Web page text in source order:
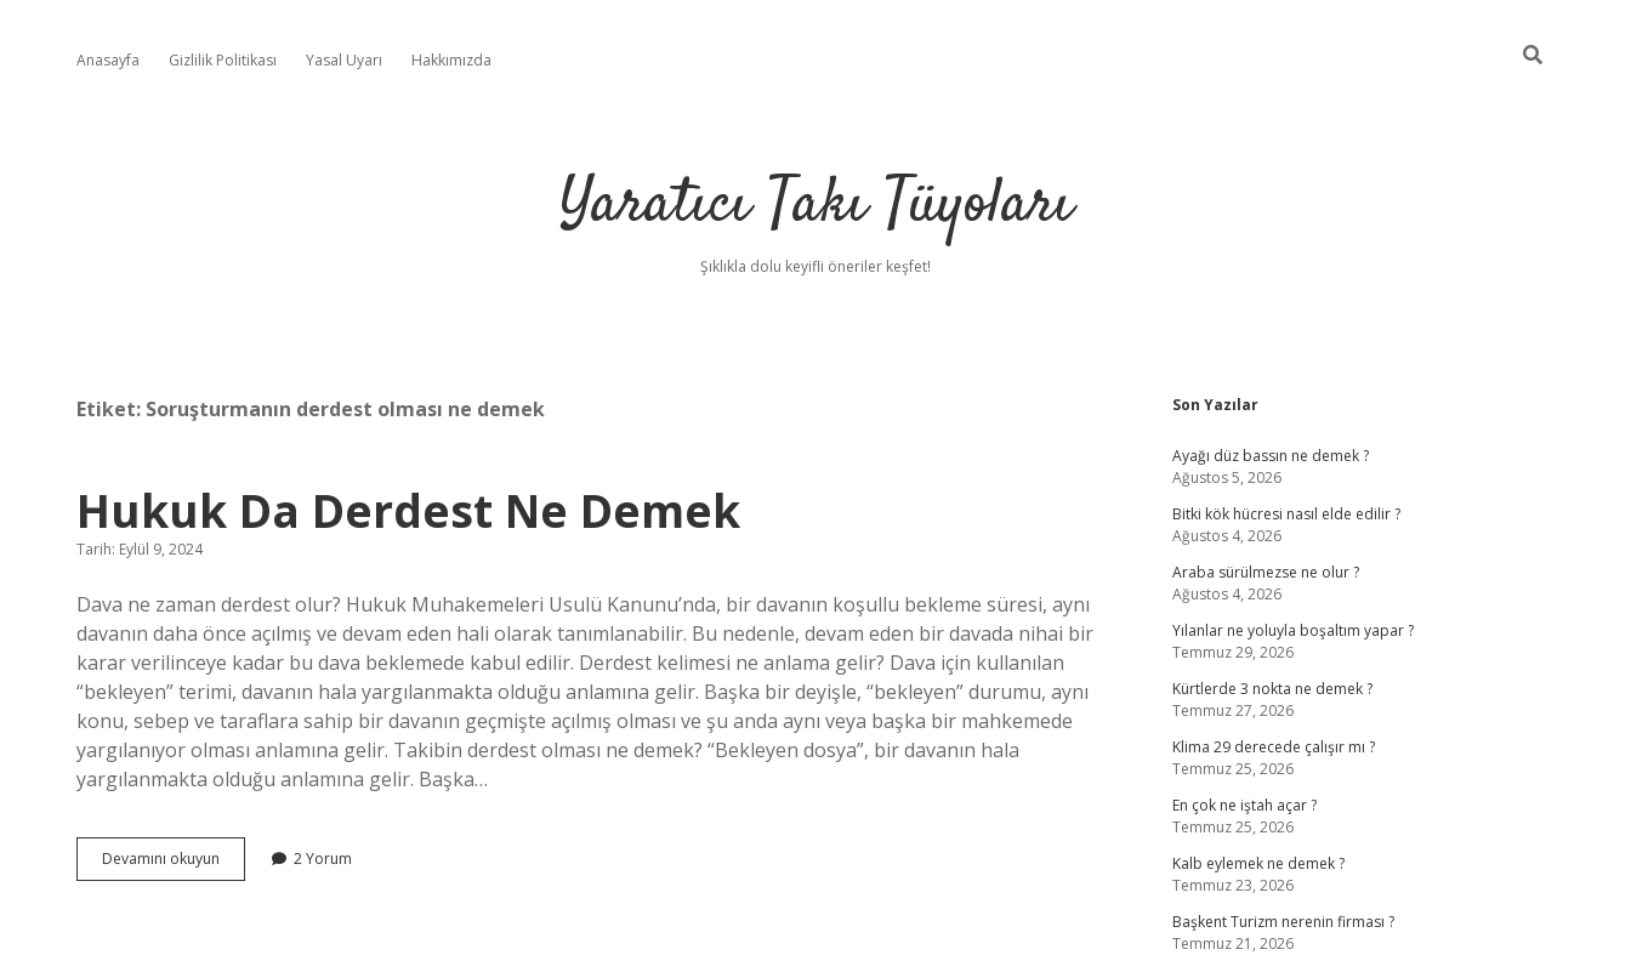
Anasayfa Gizlilik Politikası Yasal Uyarı Hakkımızda
Yaratıcı Takı Tüyoları
Şıklıkla dolu keyifli öneriler keşfet!
Etiket: Soruşturmanın derdest olması ne demek
Hukuk Da Derdest Ne Demek
Tarih: Eylül 9, 2024
Dava ne zaman derdest olur? Hukuk Muhakemeleri Usulü Kanunu’nda, bir davanın koşullu bekleme süresi, aynı
davanın daha önce açılmış ve devam eden hali olarak tanımlanabilir. Bu nedenle, devam eden bir davada nihai bir
karar verilinceye kadar bu dava beklemede kabul edilir. Derdest kelimesi ne anlama gelir? Dava için kullanılan
“bekleyen” terimi, davanın hala yargılanmakta olduğu anlamına gelir. Başka bir deyişle, “bekleyen” durumu, aynı
konu, sebep ve taraflara sahip bir davanın geçmişte açılmış olması ve şu anda aynı veya başka bir mahkemede
yargılanıyor olması anlamına gelir. Takibin derdest olması ne demek? “Bekleyen dosya”, bir davanın hala
yargılanmakta olduğu anlamına gelir. Başka…
Devamını okuyun
Da
2 Yorum
Sidebar
Son Yazılar
Ayağı düz bassın ne demek ?
Ağustos 5, 2026
Bitki kök hücresi nasıl elde edilir ?
Ağustos 4, 2026
Araba sürülmezse ne olur ?
Ağustos 4, 2026
Yılanlar ne yoluyla boşaltım yapar ?
Temmuz 29, 2026
Kürtlerde 3 nokta ne demek ?
Temmuz 27, 2026
Klima 29 derecede çalışır mı ?
Temmuz 25, 2026
En çok ne iştah açar ?
Temmuz 25, 2026
Kalb eylemek ne demek ?
Temmuz 23, 2026
Başkent Turizm nerenin firması ?
Temmuz 21, 2026